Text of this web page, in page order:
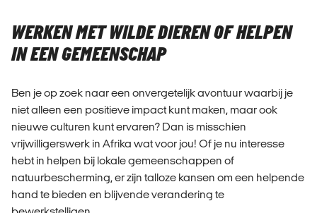
WERKEN MET WILDE DIEREN OF HELPEN
IN EEN GEMEENSCHAP
Ben je op zoek naar een onvergetelijk avontuur waarbij je
niet alleen een positieve impact kunt maken, maar ook
nieuwe culturen kunt ervaren? Dan is misschien
vrijwilligerswerk in Afrika wat voor jou! Of je nu interesse
hebt in helpen bij lokale gemeenschappen of
natuurbescherming, er zijn talloze kansen om een helpende
hand te bieden en blijvende verandering te